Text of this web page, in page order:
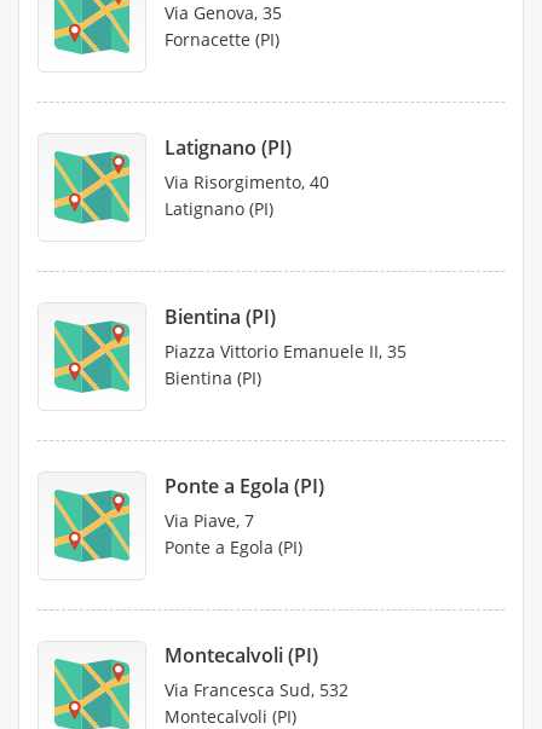
Via Genova, 35
Fornacette (PI)
Latignano (PI)
Via Risorgimento, 40
Latignano (PI)
Bientina (PI)
Piazza Vittorio Emanuele II, 35
Bientina (PI)
Ponte a Egola (PI)
Via Piave, 7
Ponte a Egola (PI)
Montecalvoli (PI)
Via Francesca Sud, 532
Montecalvoli (PI)